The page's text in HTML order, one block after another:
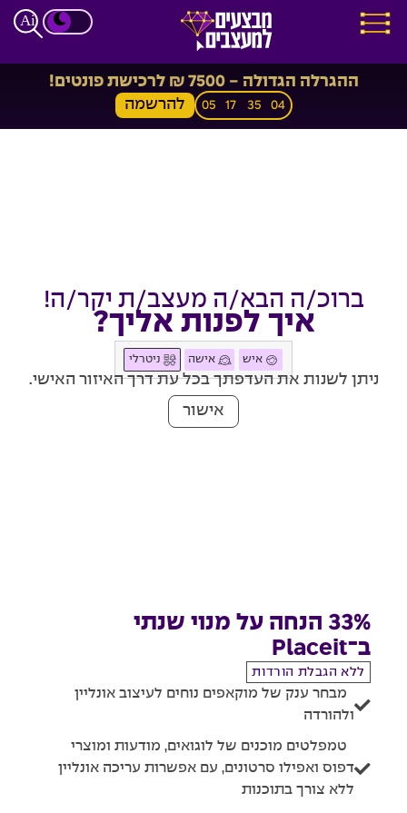
ההגרלה הגדולה - 7500 ₪ לרכישת פונטים!
05 17 35 03 להרשמה
ברוכ/ה הבא/ה מעצב/ת יקר/ה!
איך לפנות אליך?
איש אישה ניטרלי
ניתן לשנות את העדפתך בכל עת דרך האיזור האישי.
אישור
33% הנחה על מנוי שנתי
ב־Placeit
ללא הגבלת הורדות
מבחר ענק של מוקאפים נוחים לעיצוב אונליין
ולהורדה
טמפלטים מוכנים של לוגואים, מודעות ומוצרי
דפוס ואפילו סרטונים, עם אפשרות עריכה אונליין
ללא צורך בתוכנות